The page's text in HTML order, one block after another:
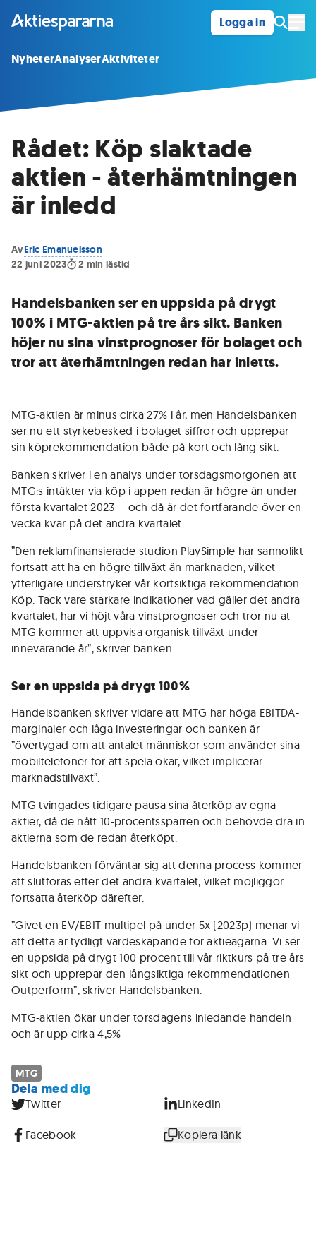
Logga in
NyheterAnalyserAktiviteter
Rådet: Köp slaktade
aktien - återhämtningen
är inledd
AvEric Emanuelsson
22 juni 2023
2 min lästid
Handelsbanken ser en uppsida på drygt
100% i MTG-aktien på tre års sikt. Banken
höjer nu sina vinstprognoser för bolaget och
tror att återhämtningen redan har inletts.
MTG-aktien är minus cirka 27% i år, men Handelsbanken
ser nu ett styrkebesked i bolaget siffror och upprepar
sin köprekommendation både på kort och lång sikt.
Banken skriver i en analys under torsdagsmorgonen att
MTG:s intäkter via köp i appen redan är högre än under
första kvartalet 2023 – och då är det fortfarande över en
vecka kvar på det andra kvartalet.
”Den reklamfinansierade studion PlaySimple har sannolikt
fortsatt att ha en högre tillväxt än marknaden, vilket
ytterligare understryker vår kortsiktiga rekommendation
Köp. Tack vare starkare indikationer vad gäller det andra
kvartalet, har vi höjt våra vinstprognoser och tror nu at
MTG kommer att uppvisa organisk tillväxt under
innevarande år”, skriver banken.
Ser en uppsida på drygt 100%
Handelsbanken skriver vidare att MTG har höga EBITDA-
marginaler och låga investeringar och banken är
”övertygad om att antalet människor som använder sina
mobiltelefoner för att spela ökar, vilket implicerar
marknadstillväxt”.
MTG tvingades tidigare pausa sina återköp av egna
aktier, då de nått 10-procentsspärren och behövde dra in
aktierna som de redan återköpt.
Handelsbanken förväntar sig att denna process kommer
att slutföras efter det andra kvartalet, vilket möjliggör
fortsatta återköp därefter.
”Givet en EV/EBIT-multipel på under 5x (2023p) menar vi
att detta är tydligt värdeskapande för aktieägarna. Vi ser
en uppsida på drygt 100 procent till vår riktkurs på tre års
sikt och upprepar den långsiktiga rekommendationen
Outperform”, skriver Handelsbanken.
MTG-aktien ökar under torsdagens inledande handeln
och är upp cirka 4,5%
MTG
Dela med dig
Twitter LinkedIn
Facebook Kopiera länk